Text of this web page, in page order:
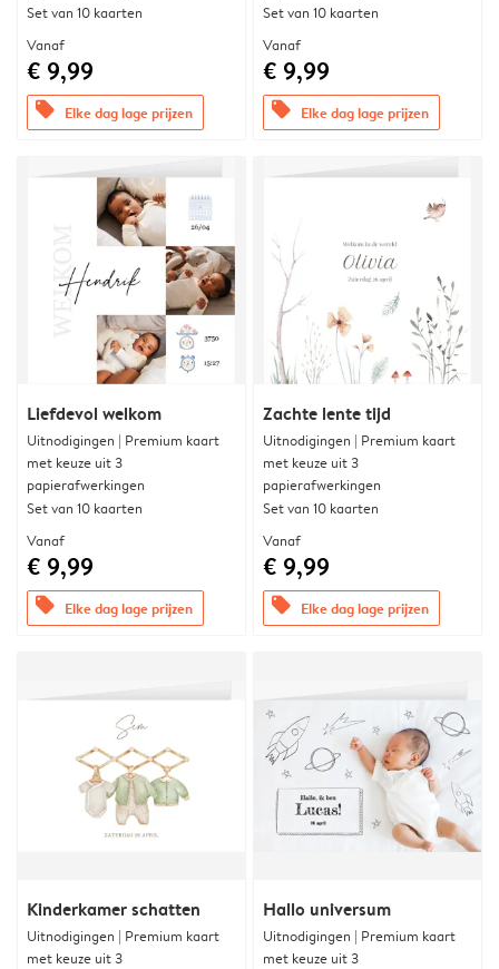
Set van 10 kaarten
Vanaf
€ 9,99
offers Elke dag lage prijzen
Set van 10 kaarten
Vanaf
€ 9,99
offers Elke dag lage prijzen
Liefdevol welkom
Uitnodigingen | Premium kaart
met keuze uit 3
papierafwerkingen
Set van 10 kaarten
Vanaf
€ 9,99
offers Elke dag lage prijzen
Zachte lente tijd
Uitnodigingen | Premium kaart
met keuze uit 3
papierafwerkingen
Set van 10 kaarten
Vanaf
€ 9,99
offers Elke dag lage prijzen
Kinderkamer schatten
Uitnodigingen | Premium kaart
met keuze uit 3
Hallo universum
Uitnodigingen | Premium kaart
met keuze uit 3